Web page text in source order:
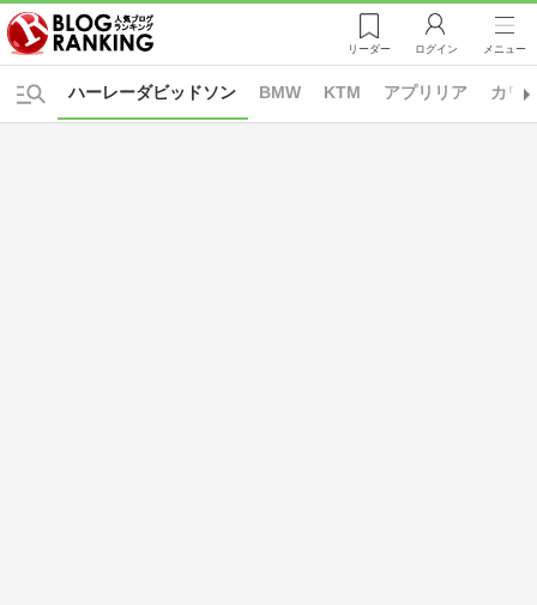
リーダー ログイン メニュー
BMW KTM アプリリア カワ
ハーレーダビッドソン